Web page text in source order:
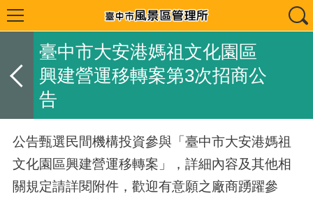
臺中市大安港媽祖文化園區
興建營運移轉案第3次招商公
告
公告甄選民間機構投資參與「臺中市大安港媽祖
文化園區興建營運移轉案」，詳細內容及其他相
關規定請詳閱附件，歡迎有意願之廠商踴躍參